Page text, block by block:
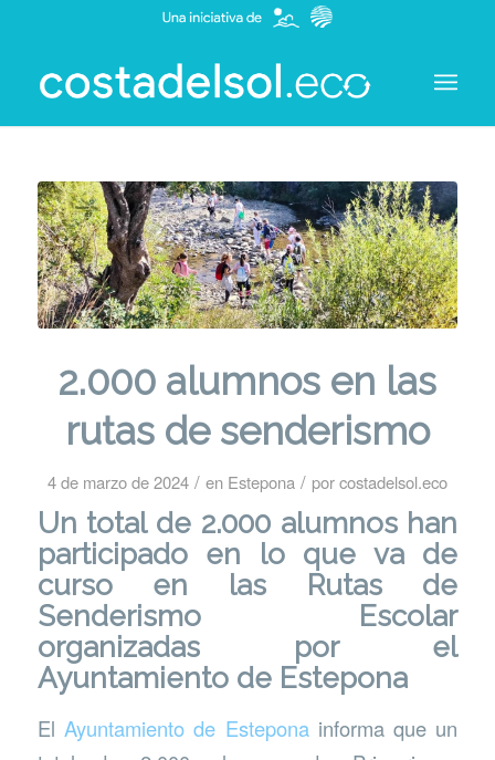
2.000 alumnos en las
rutas de senderismo
4 de marzo de 2024 / en Estepona / porcostadelsol.eco
Un total de 2.000 alumnos han
participado en lo que va de
curso en las Rutas de
Senderismo Escolar
organizadas por el
Ayuntamiento de Estepona
El Ayuntamiento de Esteponainforma que un